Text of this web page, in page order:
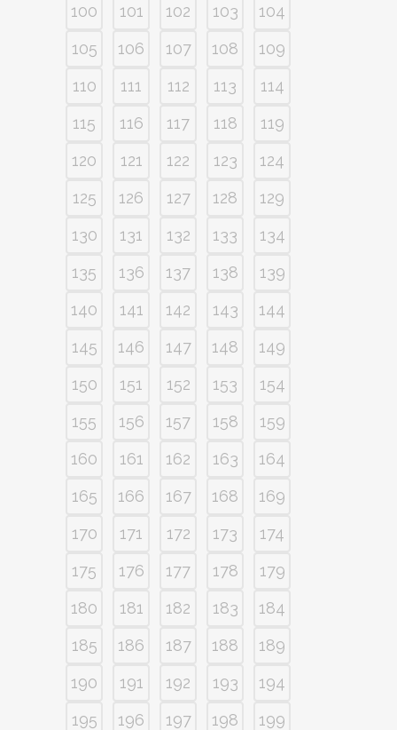
100
101 102 103
104
105
106 107 108
109
110
111 112 113
114
115
116 117 118
119
120
121 122 123
124
125
126 127 128
129
130
131 132 133
134
135
136 137 138
139
140
141 142 143
144
145
146 147 148
149
150
151 152 153
154
155
156 157 158
159
160
161 162 163
164
165
166 167 168
169
170
171 172 173
174
175
176 177 178
179
180
181 182 183
184
185
186 187 188
189
190
191 192 193
194
195
196 197 198
199